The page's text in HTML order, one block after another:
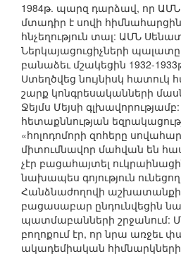
1984թ. պարզ դարձավ, որ
մտադիր է սովի
հնչեղություն տալ: ԱՄՆ
Ներկայացուցիչների պալատը
բանաձեւ մշակեցին 1932-
Ստեղծվեց նույնիսկ հատուկ
շարք կոնգրեսականների
Ջեյմս Մեյսի
հետաքննության
«հոլոդոմորի զոհերը
միտումնավոր մահվան են
չէր բացահայտել
նախապես գոյություն
Հանձնաժողովի աշխատանքի
բացասաբար ընդունվեցին
պատմաբանների շրջանում:
բողոքում էր, որ նրա առջեւ
ակադեմիական հիմնարկների